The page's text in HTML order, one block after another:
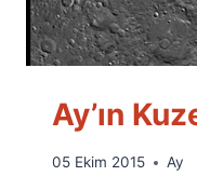
Ay’ın
By
05 Ekim 2015 Ay